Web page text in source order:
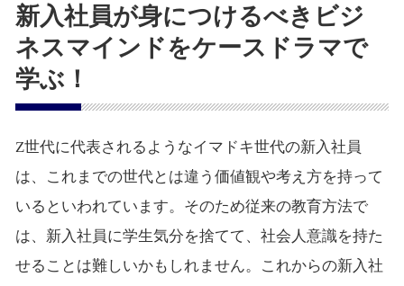
新入社員が身につけるべきビジ
ネスマインドをケースドラマで
学ぶ！
Z世代に代表されるようなイマドキ世代の新入社員
は、これまでの世代とは違う価値観や考え方を持って
いるといわれています。そのため従来の教育方法で
は、新入社員に学生気分を捨てて、社会人意識を持た
せることは難しいかもしれません。これからの新入社